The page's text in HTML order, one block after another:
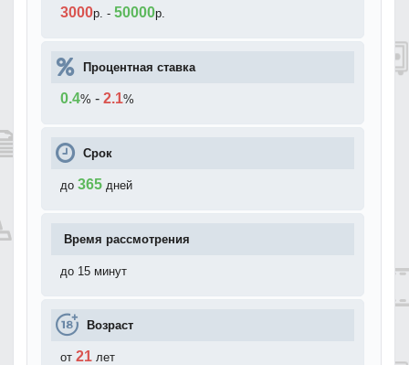
3000р. - 50000р.
Процентная ставка
0.4% - 2.1%
Срок
до 365 дней
Время рассмотрения
до 15 минут
Возраст
от 21 лет